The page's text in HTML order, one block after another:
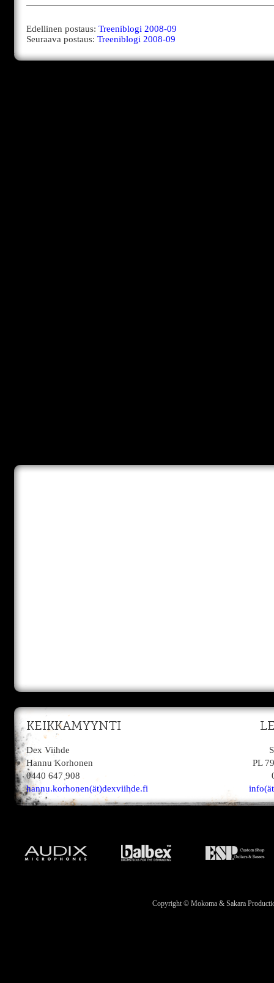
Edellinen postaus: Treeniblogi 2008-09
Seuraava postaus: Treeniblogi 2008-09
KEIKKAMYYNTI
Dex Viihde
Hannu Korhonen
0440 647 908
hannu.korhonen(ät)dexviihde.fi
PL
Copyright © Mokoma & Sakara